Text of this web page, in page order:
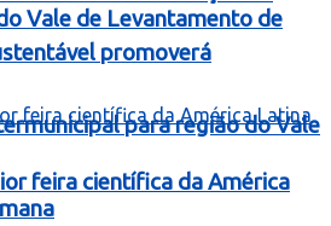
promoverá
para região do Vale
Vale de Levantamento de
feira científica da América